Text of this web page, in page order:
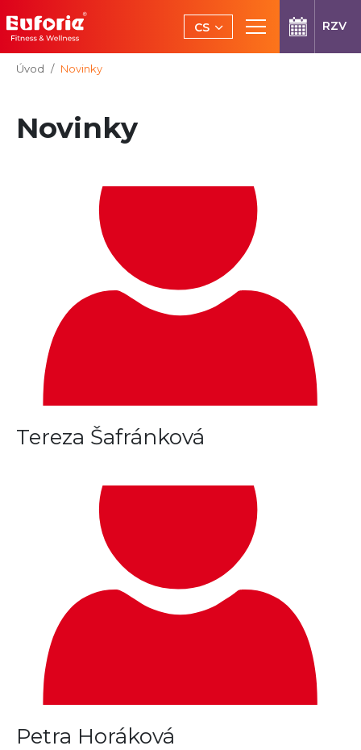
Přeskočit na hlavní obsah
CS
EN
RZV
Jsi tady:
Úvod Novinky
Novinky
Tereza Šafránková
Petra Horáková